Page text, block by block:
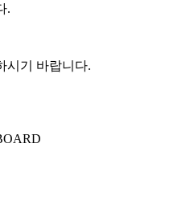
.
시기 바랍니다.